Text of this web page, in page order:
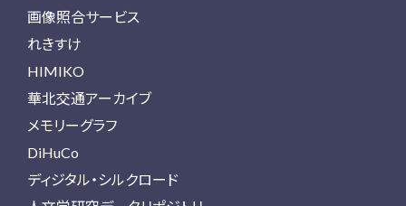
画像照合サービス
れきすけ
HIMIKO
華北交通アーカイブ
メモリーグラフ
DiHuCo
ディジタル・シルクロード